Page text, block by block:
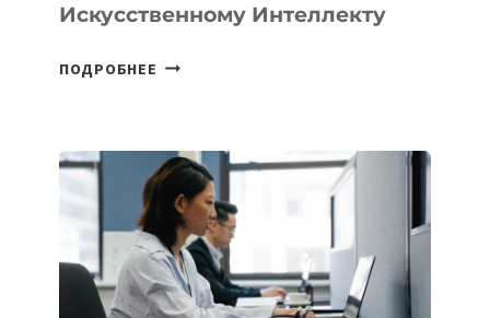
Искусственному Интеллекту
ПОДРОБНЕЕ В
НОВЫЕ
ПРЕДМЕТЫ
ПО
ИСКУССТВЕННОМУ
ИНТЕЛЛЕКТУ